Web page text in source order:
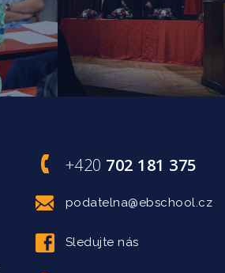
+420 702 181 375
podatelna@ebschool.cz
Sledujte nás